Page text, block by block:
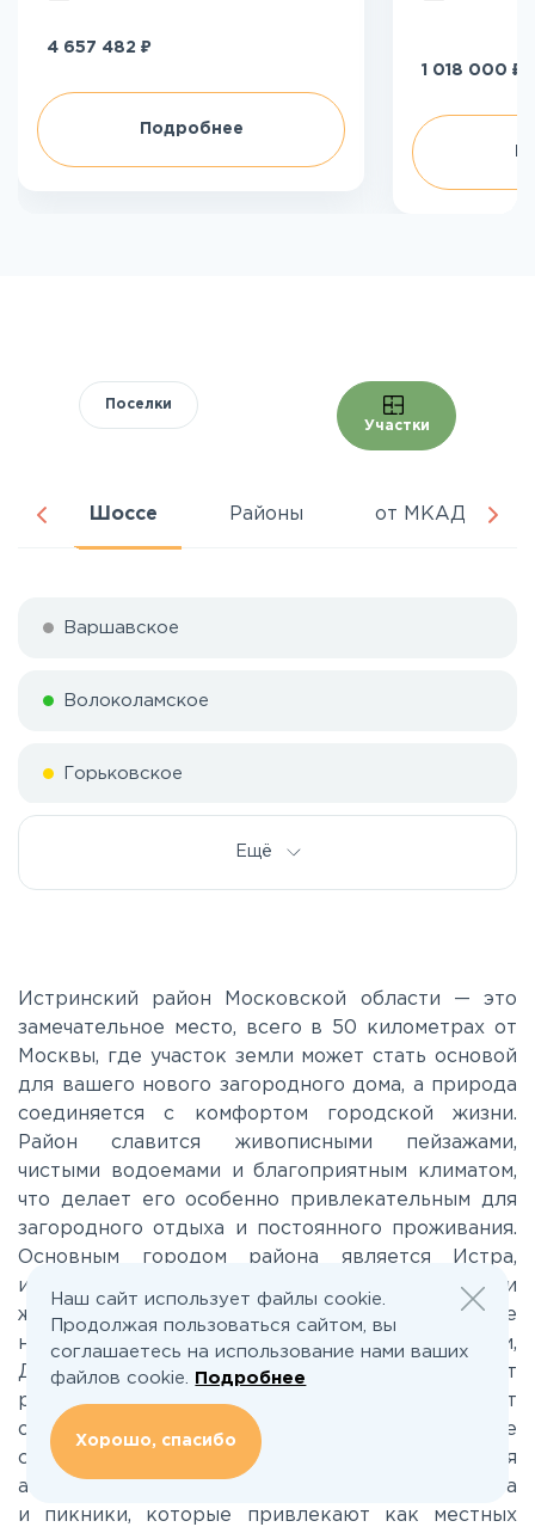
4 657 482 ₽
Подробнее
1 018 000 ₽
Поселки
Участки
Шоссе Районы от МКАД
Варшавское
Волоколамское
Горьковское
Калужское
Каширское
Киевское
Ленинградское
Минское
Ещё
Истринский район Московской области — это
замечательное место, всего в 50 километрах от
Москвы, где участок земли может стать основой
для вашего нового загородного дома, а природа
соединяется с комфортом городской жизни.
Район славится живописными пейзажами,
чистыми водоемами и благоприятным климатом,
что делает его особенно привлекательным для
загородного отдыха и постоянного проживания.
Основным городом района является Истра,
известная своим историческим наследием и
живописной архитектурой. Здесь также
находятся населенные пункты, такие как Снеги,
Дедовск и Красногорское, которые предлагают
разнообразие духа и атмосферы. Особенно стоит
отметить Истринское водохранилище, известное
своими чистыми берегами и возможностью для
активного отдыха: рыбалка, водные виды спорта
и пикники, которые привлекают как местных
Наш сайт использует файлы cookie.
Продолжая пользоваться сайтом, вы
соглашаетесь на использование нами ваших
файлов cookie.
Подробнее
Хорошо, спасибо